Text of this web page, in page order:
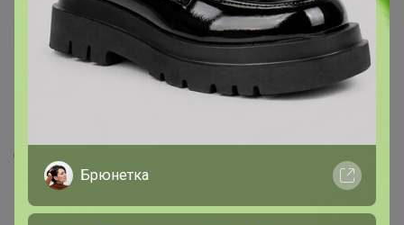
153
День рождения 31 мая
Красноярск
В клубе с 10 декабря 2015 г.
Брюнетка